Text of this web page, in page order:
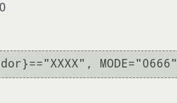
MODE="0666"